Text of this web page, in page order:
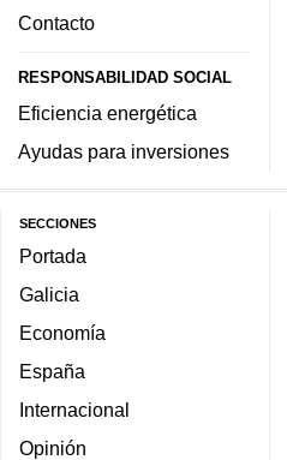
Contacto
RESPONSABILIDAD SOCIAL
Eficiencia energética
Ayudas para inversiones
SECCIONES
Portada
Galicia
Economía
España
Internacional
Opinión